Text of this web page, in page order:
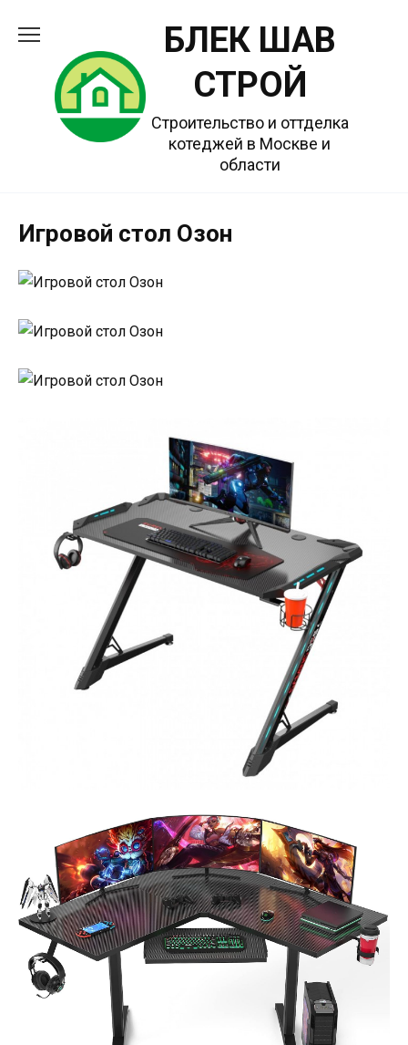
содержанию
БЛЕК ШАВ
СТРОЙ
Строительство и оттделка
котеджей в Москве и
области
Игровой стол Озон